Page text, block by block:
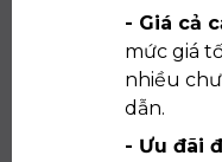
- Giá cả
mức giá
nhiều
dẫn.
- Ưu đãi